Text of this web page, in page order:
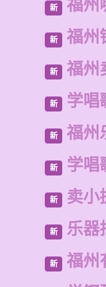
新 福州
新 福州
新 福州
新 学唱
新 福州
新 学唱
新 卖小
新 乐器
新
福州